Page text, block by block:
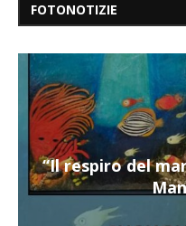
FOTONOTIZIE
“Il respiro del